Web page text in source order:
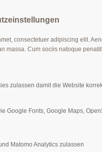
consectetuer adipiscing elit.
massa. Cum sociis natoque
zulassen damit die Website
Google Fonts, Google Maps,
Matomo Analytics zulassen